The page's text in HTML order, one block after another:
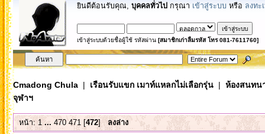
ยินดีต้อนรับคุณ, บุคคลทั่วไป กรุณา เข้าสู่ระบบ หรือ ลงทะ
เข้าสู่ระบบด้วยชื่อผู้ใช้ รหัสผ่าน [สมาชิกเก่าลืมรหัส โทร 081-7611760]
Cmadong Chula| เรือนรับแขก เมาท์แหลกไม่เลือกรุ่น| ห้องสนทน
จุฬาฯ
หน้า:1 ... 470 471 [472]ลงล่าง